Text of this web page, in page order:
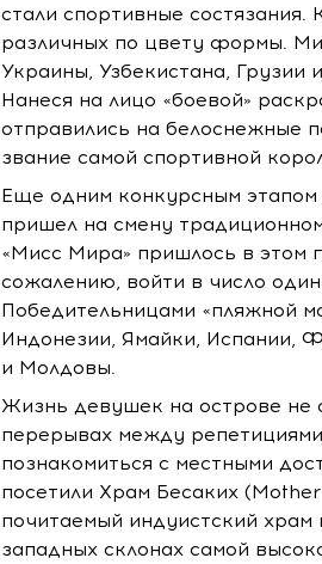
стали спортивные состязания.
различных по цвету формы.
Украины, Узбекистана, Грузии
Нанеся на лицо «боевой»
отправились на белоснежные
звание самой спортивной
Еще одним конкурсным этапом
пришел на смену
«Мисс Мира» пришлось в этом
сожалению, войти в число
Победительницами «пляжной
Индонезии, Ямайки, Испании,
и Молдовы.
Жизнь девушек на острове не
перерывах между
познакомиться с местными
посетили Храм Бесаких
почитаемый индуистский храм
западных склонах самой